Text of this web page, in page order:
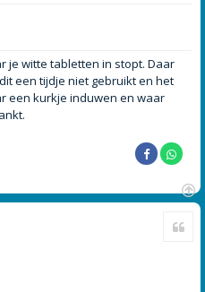
je witte tabletten in stopt. Daar
een tijdje niet gebruikt en het
een kurkje induwen en waar
O